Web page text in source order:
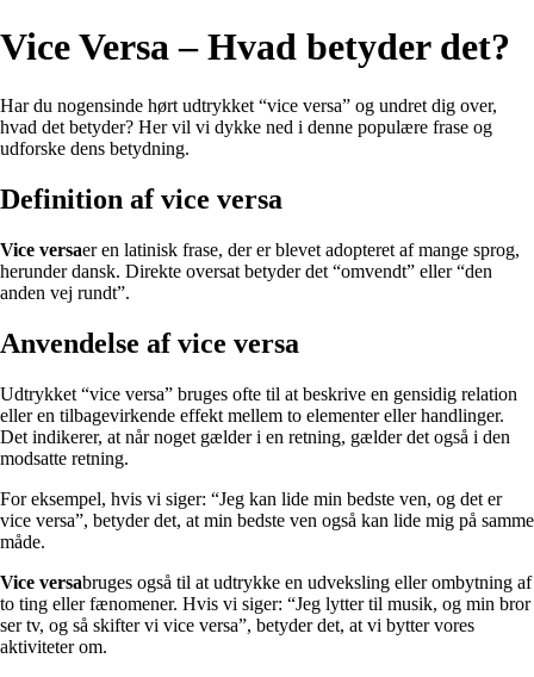
Vice Versa – Hvad betyder det?
Har du nogensinde hørt udtrykket “vice versa” og undret dig over,
hvad det betyder? Her vil vi dykke ned i denne populære frase og
udforske dens betydning.
Definition af vice versa
Vice versaer en latinisk frase, der er blevet adopteret af mange sprog,
herunder dansk. Direkte oversat betyder det “omvendt” eller “den
anden vej rundt”.
Anvendelse af vice versa
Udtrykket “vice versa” bruges ofte til at beskrive en gensidig relation
eller en tilbagevirkende effekt mellem to elementer eller handlinger.
Det indikerer, at når noget gælder i en retning, gælder det også i den
modsatte retning.
For eksempel, hvis vi siger: “Jeg kan lide min bedste ven, og det er
vice versa”, betyder det, at min bedste ven også kan lide mig på samme
måde.
Vice versabruges også til at udtrykke en udveksling eller ombytning af
to ting eller fænomener. Hvis vi siger: “Jeg lytter til musik, og min bror
ser tv, og så skifter vi vice versa”, betyder det, at vi bytter vores
aktiviteter om.